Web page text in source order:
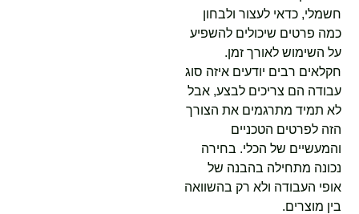
חשמלי, כדאי לעצור ולבחון
כמה פרטים שיכולים להשפיע
על השימוש לאורך זמן.
חקלאים רבים יודעים איזה סוג
עבודה הם צריכים לבצע, אבל
לא תמיד מתרגמים את הצורך
הזה לפרטים הטכניים
והמעשיים של הכלי. בחירה
נכונה מתחילה בהבנה של
אופי העבודה ולא רק בהשוואה
בין מוצרים.